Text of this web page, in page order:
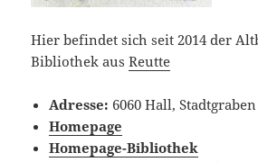
Hier befindet sich seit 2014 der
Bibliothek ausReutte
Adresse: 6060 Hall,
Homepage
Homepage-Bibliothek